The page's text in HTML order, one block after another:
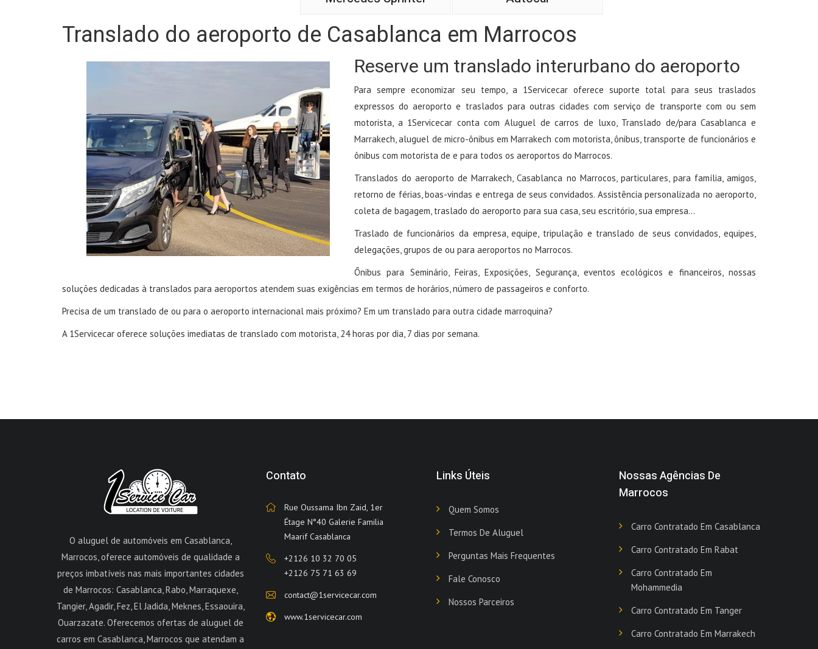
Translado do aeroporto de Casablanca em Marrocos
Reserve um translado interurbano do aeroporto
Para sempre economizar seu tempo, a 1Servicecar oferece suporte total para seus traslados
expressos do aeroporto e traslados para outras cidades com serviço de transporte com ou sem
motorista, a 1Servicecar conta com Aluguel de carros de luxo, Translado de/para Casablanca e
Marrakech, aluguel de micro-ônibus em Marrakech com motorista, ônibus, transporte de funcionários e
ônibus com motorista de e para todos os aeroportos do Marrocos.
Translados do aeroporto de Marrakech, Casablanca no Marrocos, particulares, para família, amigos,
retorno de férias, boas-vindas e entrega de seus convidados. Assistência personalizada no aeroporto,
coleta de bagagem, traslado do aeroporto para sua casa, seu escritório, sua empresa...
Traslado de funcionários da empresa, equipe, tripulação e translado de seus convidados, equipes,
delegações, grupos de ou para aeroportos no Marrocos.
Ônibus para Seminário, Feiras, Exposições, Segurança, eventos ecológicos e financeiros, nossas
soluções dedicadas à translados para aeroportos atendem suas exigências em termos de horários, número de passageiros e conforto.
Precisa de um translado de ou para o aeroporto internacional mais próximo? Em um translado para outra cidade marroquina?
A 1Servicecar oferece soluções imediatas de translado com motorista, 24 horas por dia, 7 dias por semana.
O aluguel de automóveis em Casablanca,
Marrocos, oferece automóveis de qualidade a
preços imbatíveis nas mais importantes cidades
de Marrocos: Casablanca, Rabo, Marraquexe,
Tangier, Agadir, Fez, El Jadida, Meknes, Essaouira,
Ouarzazate. Oferecemos ofertas de aluguel de
carros em Casablanca, Marrocos que atendam a
Contato
Rue Oussama Ibn Zaid, 1er
Étage N°40 Galerie Familia
Maarif Casablanca
+2126 10 32 70 05
+2126 75 71 63 69
contact@1servicecar.com
www.1servicecar.com
Links Úteis
Quem Somos
Termos De Aluguel
Perguntas Mais Frequentes
Fale Conosco
Nossos Parceiros
Nossas Agências De
Marrocos
Carro Contratado Em Casablanca
Carro Contratado Em Rabat
Carro Contratado Em
Mohammedia
Carro Contratado Em Tanger
Carro Contratado Em Marrakech